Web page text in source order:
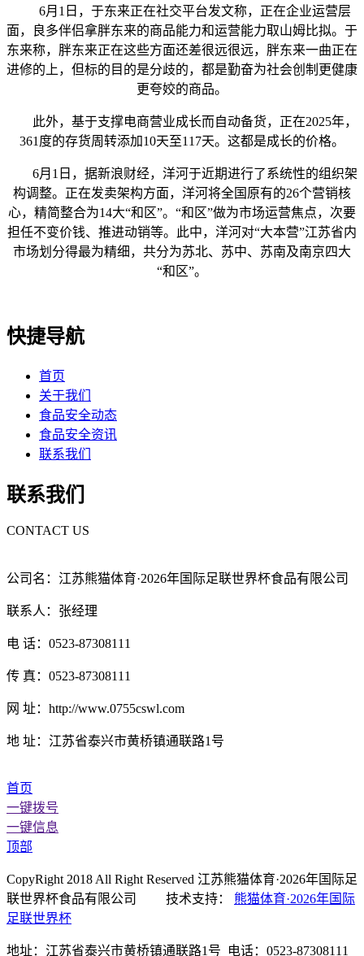
6月1日，于东来正在社交平台发文称，正在企业运营层
面，良多伴侣拿胖东来的商品能力和运营能力取山姆比拟。于
东来称，胖东来正在这些方面还差很远很远，胖东来一曲正在
进修的上，但标的目的是分歧的，都是勤奋为社会创制更健康
更夸姣的商品。
此外，基于支撑电商营业成长而自动备货，正在2025年，
361度的存货周转添加10天至117天。这都是成长的价格。
6月1日，据新浪财经，洋河于近期进行了系统性的组织架
构调整。正在发卖架构方面，洋河将全国原有的26个营销核
心，精简整合为14大“和区”。“和区”做为市场运营焦点，次要
担任不变价钱、推进动销等。此中，洋河对“大本营”江苏省内
市场划分得最为精细，共分为苏北、苏中、苏南及南京四大
“和区”。
快捷导航
首页
关于我们
食品安全动态
食品安全资讯
联系我们
联系我们
CONTACT US
公司名：江苏熊猫体育·2026年国际足联世界杯食品有限公司
联系人：张经理
电 话：0523-87308111
传 真：0523-87308111
网 址：http://www.0755cswl.com
地 址：江苏省泰兴市黄桥镇通联路1号
首页
一键拨号
一键信息
顶部
CopyRight 2018 All Right Reserved 江苏熊猫体育·2026年国际足
联世界杯食品有限公司 技术支持： 熊猫体育·2026年国际
足联世界杯
地址：江苏省泰兴市黄桥镇通联路1号 电话：0523-87308111